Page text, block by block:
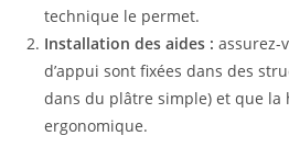
technique le permet.
Installation des aides : assurez-
d’appui sont fixées dans des
dans du plâtre simple) et que la
ergonomique.